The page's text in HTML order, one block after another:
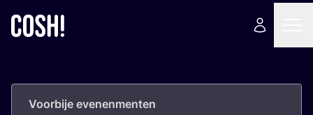
Voorbije evenenmenten